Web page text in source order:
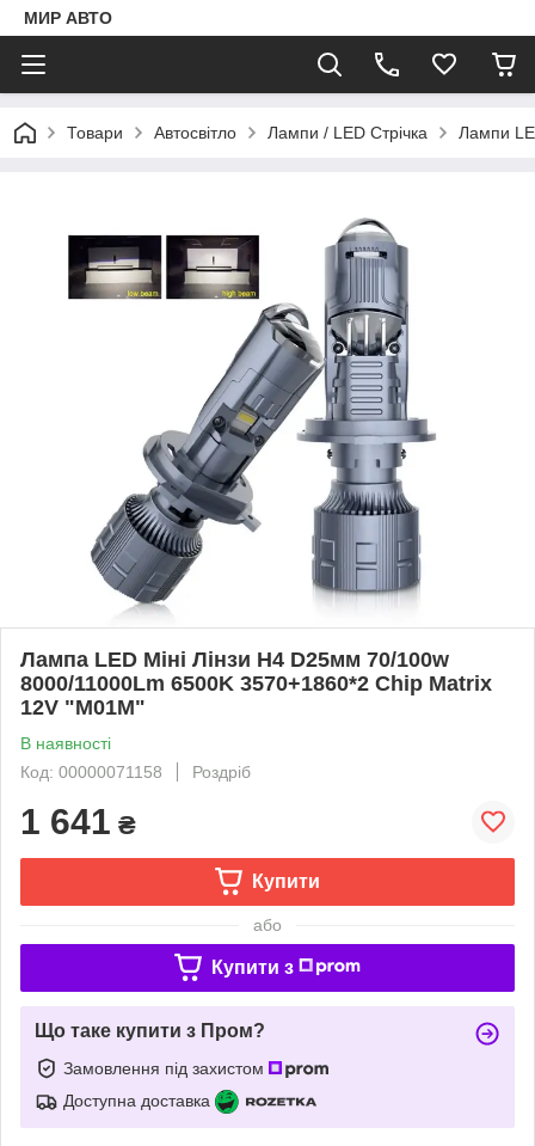
МИР АВТО
Товари Автосвітло Лампи / LED Стрічка Лампи
Лампа LED Міні Лінзи H4 D25мм 70/100w
8000/11000Lm 6500K 3570+1860*2 Chip Matrix
12V "M01M"
В наявності
Код: 00000071158
Роздріб
1 641 ₴
Купити
або
Купити з
Що таке купити з Пром?
Замовлення під захистом
Доступна доставка